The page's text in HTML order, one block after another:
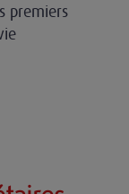
premiers